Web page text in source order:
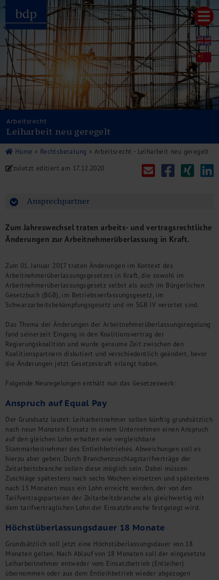
Hauptmenu
Home
bdp aktuell
Über uns
Unternehmenswerte
Referenzen
Pressespiegel
Publikationen
Newsletter
Videos
Leistungen
Steuerberatung
Unternehmensfinanzierung
M&A + Unternehmensnachfolge
Management Consulting
China Consulting
Unternehmensgründung
Finanz- und Lohnbuchhaltung
Wirtschaftsprüfung
Rechtsberatung
M&A Deutschland/China
Unternehmensfinanzierung
Industrielle Dienstleistungen
Coaching
Karriere
Kontakt
Arbeitsrecht
Leiharbeit neu geregelt
Home » Rechtsberatung » Arbeitsrecht - Leiharbeit neu geregelt
zuletzt editiert am 17.12.2020
Ansprechpartner
Zum Jahreswechsel traten arbeits- und vertragsrechtliche
Änderungen zur Arbeitnehmerüberlassung in Kraft.
Zum 01. Januar 2017 traten Änderungen im Kontext des
Arbeitnehmerüberlassungsgesetzes in Kraft, die sowohl im
Arbeitnehmerüberlassungsgesetz selbst als auch im Bürgerlichen
Gesetzbuch (BGB), im Betriebsverfassungsgesetz, im
Schwarzarbeitsbekämpfungsgesetz und im SGB IV verortet sind.
Das Thema der Änderungen der Arbeitnehmerüberlassungsregelung
fand seinerzeit Eingang in den Koalitionsvertrag der
Regierungskoalition und wurde geraume Zeit zwischen den
Koalitionspartnern diskutiert und verschiedentlich geändert, bevor
die Änderungen jetzt Gesetzeskraft erlangt haben.
Folgende Neuregelungen enthält nun das Gesetzeswerk:
Anspruch auf Equal Pay
Der Grundsatz lautet: Leiharbeitnehmer sollen künftig grundsätzlich
nach neun Monaten Einsatz in einem Unternehmen einen Anspruch
auf den gleichen Lohn erhalten wie vergleichbare
Stammarbeitnehmer des Entleihbetriebes. Abweichungen soll es
hierzu aber geben. Durch Branchenzuschlagstarifverträge der
Zeitarbeitsbranche sollen diese möglich sein. Dabei müssen
Zuschläge spätestens nach sechs Wochen einsetzen und spätestens
nach 15 Monaten muss ein Lohn erreicht werden, der von den
Tarifvertragsparteien der Zeitarbeitsbranche als gleichwertig mit
dem tarifvertraglichen Lohn der Einsatzbranche festgelegt wird.
Höchstüberlassungsdauer 18 Monate
Grundsätzlich soll jetzt eine Höchstüberlassungsdauer von 18
Monaten gelten. Nach Ablauf von 18 Monaten soll der eingesetzte
Leiharbeitnehmer entweder vom Einsatzbetrieb (Entleiher)
übernommen oder aus dem Entleihbetrieb wieder abgezogen